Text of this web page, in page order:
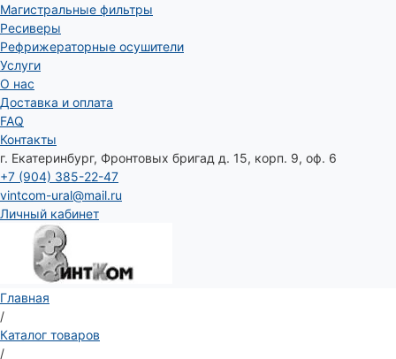
Магистральные фильтры
Ресиверы
Рефрижераторные осушители
Услуги
О нас
Доставка и оплата
FAQ
Контакты
г. Екатеринбург, Фронтовых бригад д. 15, корп. 9, оф. 6
+7 (904) 385-22-47
vintcom-ural@mail.ru
Личный кабинет
Главная
/
Каталог товаров
/